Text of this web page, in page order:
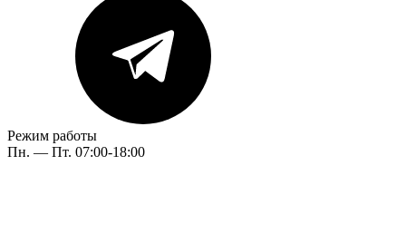
Режим работы
Пн. — Пт. 07:00-18:00